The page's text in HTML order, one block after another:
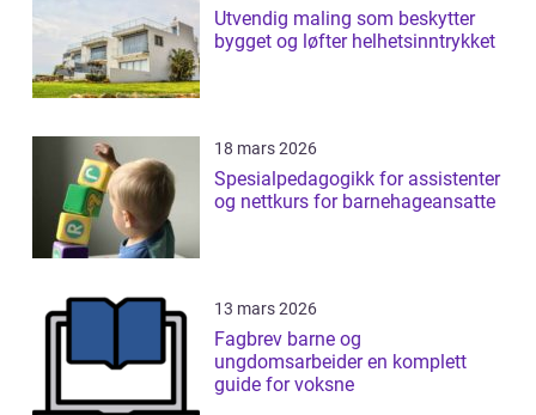
Utvendig maling som beskytter
bygget og løfter helhetsinntrykket
18 mars 2026
Spesialpedagogikk for assistenter
og nettkurs for barnehageansatte
13 mars 2026
Fagbrev barne og
ungdomsarbeider en komplett
guide for voksne